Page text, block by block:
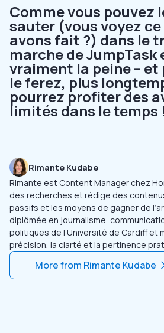
Comme vous pouvez
sauter (vous voyez
avons fait ?) dans le
marche de JumpTask
vraiment la peine –
le ferez, plus
pourrez profiter des
limités dans le temps !
Rimante Kudabe
Rimante est Content Manager chez
des recherches et rédige des
passifs et les moyens de gagner de
diplômée en journalisme,
politiques de l’Université de Cardiff et
précision, la clarté et la pertinence
More from Rimante Kudabe